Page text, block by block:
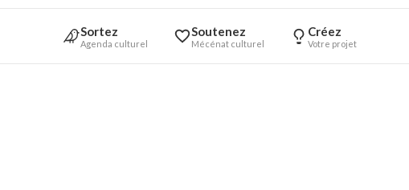
Sortez
Agenda culturel
Soutenez
Mécénat culturel
Créez
Votre projet